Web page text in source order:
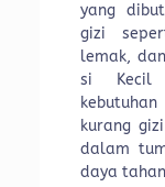
yang
gizi
lemak,
si Kecil
kurang
dalam
daya